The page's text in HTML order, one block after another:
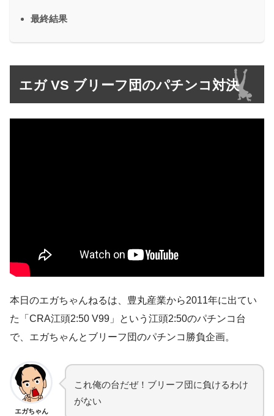
最終結果
エガ VS ブリーフ団のパチンコ対決
本日のエガちゃんねるは、豊丸産業から2011年に出てい
た「CRA江頭2:50 V99」という江頭2:50のパチンコ台
で、エガちゃんとブリーフ団のパチンコ勝負企画。
エガちゃん
これ俺の台だぜ！ブリーフ団に負けるわけ
がない